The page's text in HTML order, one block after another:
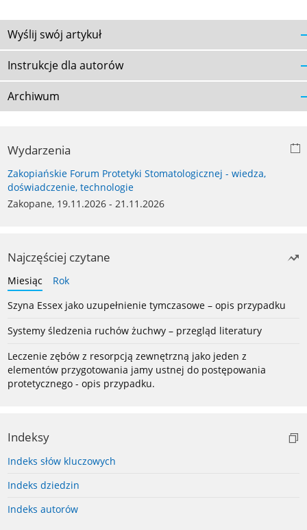
Wyślij swój artykuł
Instrukcje dla autorów
Archiwum
Wydarzenia
Zakopiańskie Forum Protetyki Stomatologicznej - wiedza,
doświadczenie, technologie
Zakopane, 19.11.2026 - 21.11.2026
Najczęściej czytane
Miesiąc
Rok
Szyna Essex jako uzupełnienie tymczasowe – opis przypadku
Systemy śledzenia ruchów żuchwy – przegląd literatury
Leczenie zębów z resorpcją zewnętrzną jako jeden z
elementów przygotowania jamy ustnej do postępowania
protetycznego - opis przypadku.
Indeksy
Indeks słów kluczowych
Indeks dziedzin
Indeks autorów